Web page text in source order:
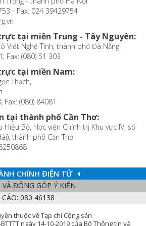
- Fax: 024 39429754
tại miền Trung - Tây Nguyên:
Viết Nghệ Tĩnh, thành phố Đà Nẵng
Fax: (080) 51 303
tại miền Nam:
Thạch,
(080) 84081
tại thành phố Cần Thơ:
Hiệu Bộ, Học viện Chính trị Khu vực IV, số
thành phố Cần Thơ
CHÍNH ĐIỆN TỬ
ĐÓNG GÓP Ý KIẾN
080 46138
thuộc về Tạp chí Cộng sản
ngày 14-10-2019 của Bộ Thông tin và